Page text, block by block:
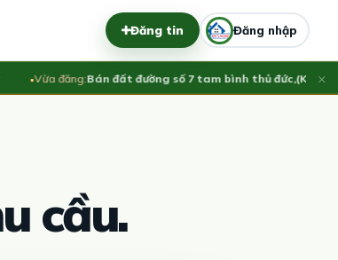
Đăng tin Đăng nhập
Vừa đăng:Bán đất đường số 7 tam bình thủ đức,(KHU NHÀ Ở
×
cầu.